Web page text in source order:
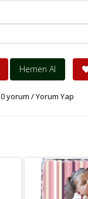
Hemen Al
0 yorum /Yorum Yap